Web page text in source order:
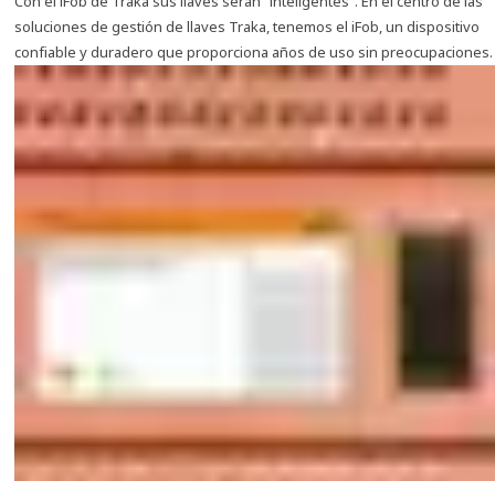
soluciones de gestión de llaves Traka, tenemos el iFob, un dispositivo
confiable y duradero que proporciona años de uso sin preocupaciones.